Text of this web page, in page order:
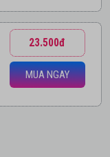
23.500đ
MUA NGAY